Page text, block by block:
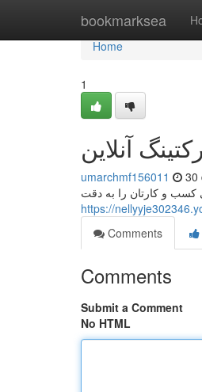
bookmarksea
Home
Home
1
آنلاین
umarchmf156011 30
کسب و کارتان را به دقت
https://
Comments
Comments
Submit a Comment
No HTML